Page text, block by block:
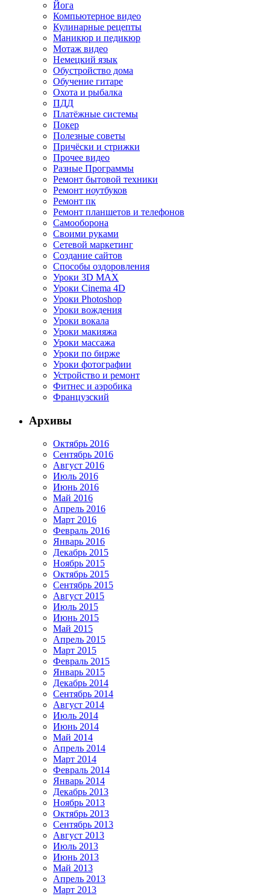
Йога
Компьютерное видео
Кулинарные рецепты
Маникюр и педикюр
Мотаж видео
Немецкий язык
Обустройство дома
Обучение гитаре
Охота и рыбалка
ПДД
Платёжные системы
Покер
Полезные советы
Причёски и стрижки
Прочее видео
Разные Программы
Ремонт бытовой техники
Ремонт ноутбуков
Ремонт пк
Ремонт планшетов и телефонов
Самооборона
Своими руками
Сетевой маркетинг
Создание сайтов
Способы оздоровления
Уроки 3D MAX
Уроки Cinema 4D
Уроки Photoshop
Уроки вождения
Уроки вокала
Уроки макияжа
Уроки массажа
Уроки по бирже
Уроки фотографии
Устройство и ремонт
Фитнес и аэробика
Французский
Архивы
Октябрь 2016
Сентябрь 2016
Август 2016
Июль 2016
Июнь 2016
Май 2016
Апрель 2016
Март 2016
Февраль 2016
Январь 2016
Декабрь 2015
Ноябрь 2015
Октябрь 2015
Сентябрь 2015
Август 2015
Июль 2015
Июнь 2015
Май 2015
Апрель 2015
Март 2015
Февраль 2015
Январь 2015
Декабрь 2014
Сентябрь 2014
Август 2014
Июль 2014
Июнь 2014
Май 2014
Апрель 2014
Март 2014
Февраль 2014
Январь 2014
Декабрь 2013
Ноябрь 2013
Октябрь 2013
Сентябрь 2013
Август 2013
Июль 2013
Июнь 2013
Май 2013
Апрель 2013
Март 2013